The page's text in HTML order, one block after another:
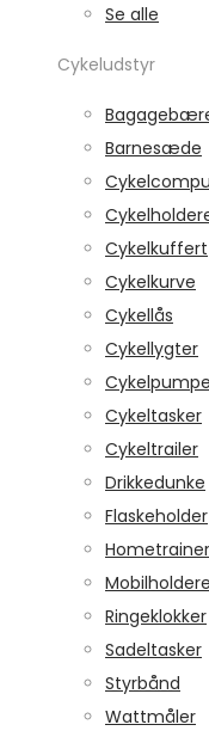
Se alle
Cykeludstyr
Barnesæde
Cykelkuffert
Cykelkurve
Cykellås
Cykellygter
Cykeltasker
Cykeltrailer
Drikkedunke
Flaskeholder
Hometrainer
Mobilholdere
Ringeklokker
Sadeltasker
Styrbånd
Wattmåler